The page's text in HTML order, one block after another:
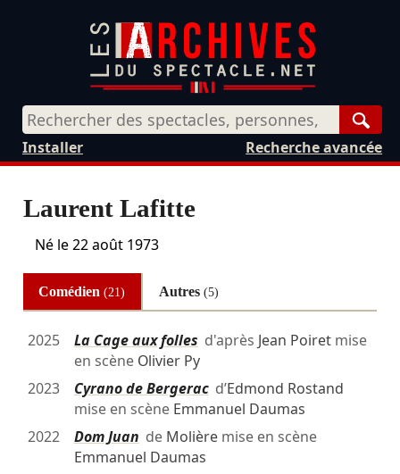
Recherche avancée
Installer
Laurent Lafitte
Né le22 août 1973
Comédien(21) Autres (5)
2025 La Cage aux folles d'après Jean Poiretmise
en scène Olivier Py
2023
Cyrano de Bergeracd’Edmond Rostand
mise en scène Emmanuel Daumas
2022
Dom Juan de Molièremise en scène
Emmanuel Daumas